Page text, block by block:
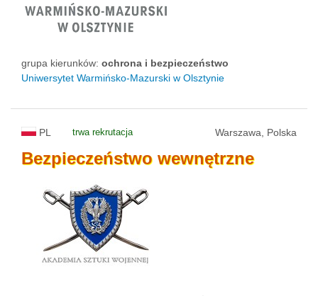
grupa kierunków: ochrona i bezpieczeństwo
Uniwersytet Warmińsko-Mazurski w Olsztynie
PL trwa rekrutacja Warszawa, Polska
Bezpieczeństwo wewnętrzne